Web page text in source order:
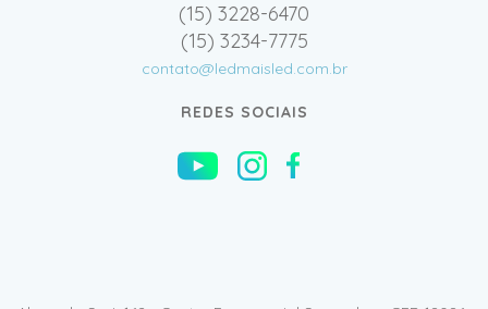
(15) 3228-6470
(15) 3234-7775
contato@ledmaisled.com.br
REDES SOCIAIS